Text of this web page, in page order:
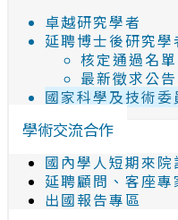
卓越研究學者
延聘博士後研究學
核定通過名單
最新徵求公告
國家科學及技術
學術交流合作
國內學人短期來院
延聘顧問、客座專
出國報告專區